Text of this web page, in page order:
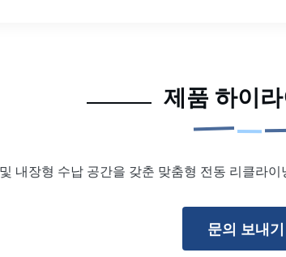
제품 하이
내장형 수납 공간을 갖춘 맞춤형 전동 리클라
문의 보내기